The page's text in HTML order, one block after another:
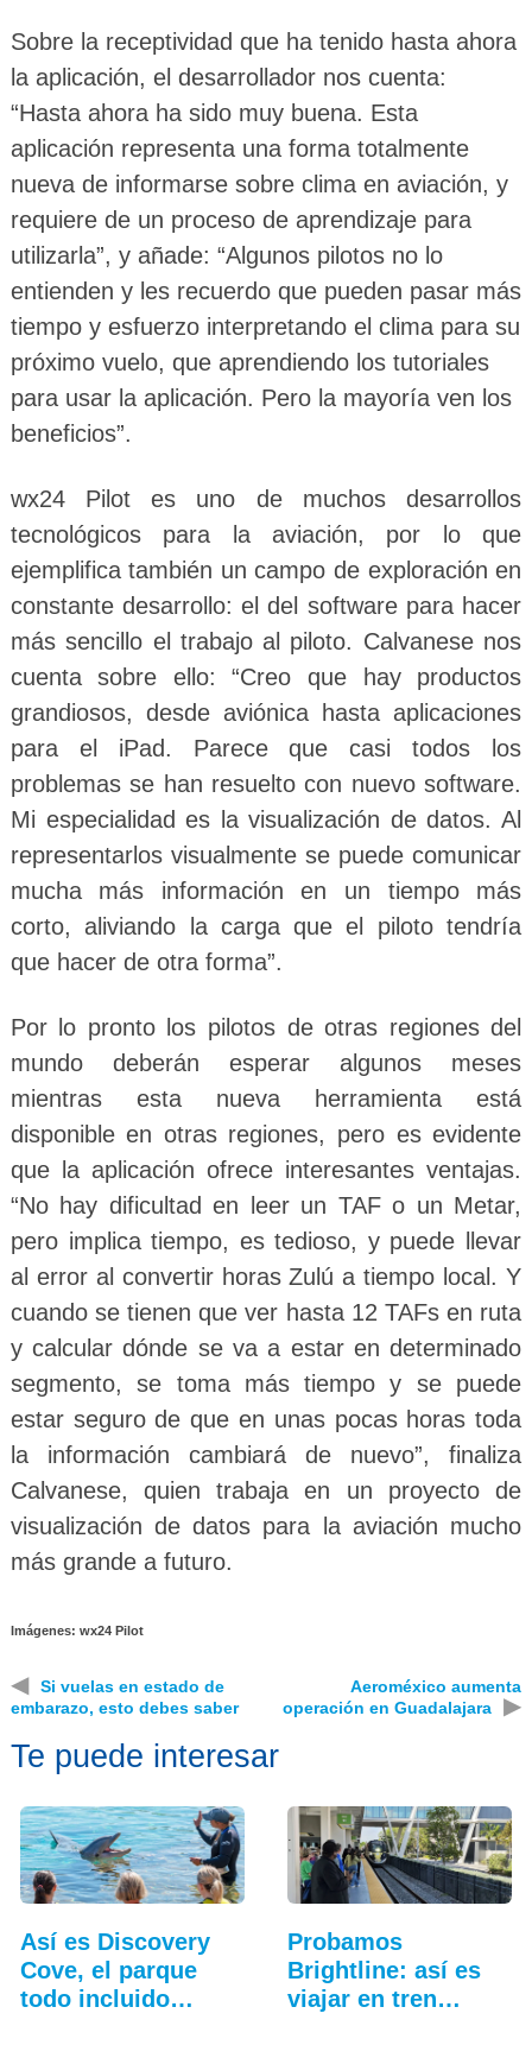
Sobre la receptividad que ha tenido hasta ahora
la aplicación, el desarrollador nos cuenta:
“Hasta ahora ha sido muy buena. Esta
aplicación representa una forma totalmente
nueva de informarse sobre clima en aviación, y
requiere de un proceso de aprendizaje para
utilizarla”, y añade: “Algunos pilotos no lo
entienden y les recuerdo que pueden pasar más
tiempo y esfuerzo interpretando el clima para su
próximo vuelo, que aprendiendo los tutoriales
para usar la aplicación. Pero la mayoría ven los
beneficios”.
wx24 Pilot es uno de muchos desarrollos
tecnológicos para la aviación, por lo que
ejemplifica también un campo de exploración en
constante desarrollo: el del software para hacer
más sencillo el trabajo al piloto. Calvanese nos
cuenta sobre ello: “Creo que hay productos
grandiosos, desde aviónica hasta aplicaciones
para el iPad. Parece que casi todos los
problemas se han resuelto con nuevo software.
Mi especialidad es la visualización de datos. Al
representarlos visualmente se puede comunicar
mucha más información en un tiempo más
corto, aliviando la carga que el piloto tendría
que hacer de otra forma”.
Por lo pronto los pilotos de otras regiones del
mundo deberán esperar algunos meses
mientras esta nueva herramienta está
disponible en otras regiones, pero es evidente
que la aplicación ofrece interesantes ventajas.
“No hay dificultad en leer un TAF o un Metar,
pero implica tiempo, es tedioso, y puede llevar
al error al convertir horas Zulú a tiempo local. Y
cuando se tienen que ver hasta 12 TAFs en ruta
y calcular dónde se va a estar en determinado
segmento, se toma más tiempo y se puede
estar seguro de que en unas pocas horas toda
la información cambiará de nuevo”, finaliza
Calvanese, quien trabaja en un proyecto de
visualización de datos para la aviación mucho
más grande a futuro.
Imágenes: wx24 Pilot
◀
Si vuelas en estado de
embarazo, esto debes saber
Aeroméxico aumenta
operación en Guadalajara
▶
Te puede interesar
Así es Discovery
Cove, el parque
todo incluido
Probamos
Brightline: así es
viajar en tren